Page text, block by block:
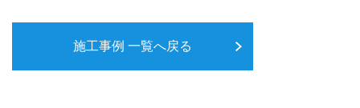
施工事例 一覧へ戻る